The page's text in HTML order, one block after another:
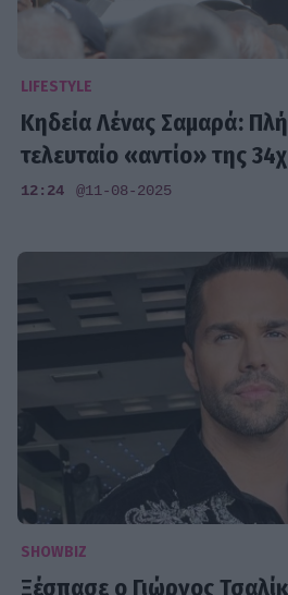
LIFESTYLE
Κηδεία Λένας Σαμαρά:
τελευταίο «αντίο» της
12:24 @11-08-2025
SHOWBIZ
Ξέσπασε ο Γιώργος